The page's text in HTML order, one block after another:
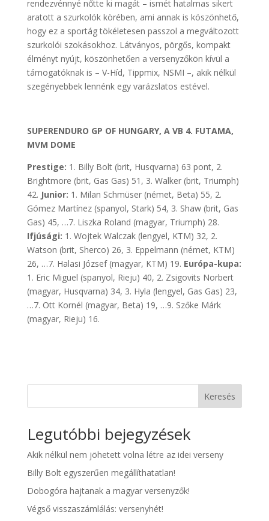
rendezvénnyé nőtte ki magát – ismét hatalmas sikert
aratott a szurkolók körében, ami annak is köszönhető,
hogy ez a sportág tökéletesen passzol a megváltozott
szurkolói szokásokhoz. Látványos, pörgős, kompakt
élményt nyújt, köszönhetően a versenyzőkön kívül a
támogatóknak is – V-Híd, Tippmix, NSMI –, akik nélkül
szegényebbek lennénk egy varázslatos estével.
SUPERENDURO GP OF HUNGARY, A VB 4. FUTAMA,
MVM DOME
Prestige: 1. Billy Bolt (brit, Husqvarna) 63 pont, 2.
Brightmore (brit, Gas Gas) 51, 3. Walker (brit, Triumph)
42. Junior: 1. Milan Schmüser (német, Beta) 55, 2.
Gómez Martínez (spanyol, Stark) 54, 3. Shaw (brit, Gas
Gas) 45, …7. Liszka Roland (magyar, Triumph) 28.
Ifjúsági: 1. Wojtek Walczak (lengyel, KTM) 32, 2.
Watson (brit, Sherco) 26, 3. Eppelmann (német, KTM)
26, …7. Halasi József (magyar, KTM) 19. Európa-kupa:
1. Eric Miguel (spanyol, Rieju) 40, 2. Zsigovits Norbert
(magyar, Husqvarna) 34, 3. Hyla (lengyel, Gas Gas) 23,
…7. Ott Kornél (magyar, Beta) 19, …9. Szőke Márk
(magyar, Rieju) 16.
Keresés
Legutóbbi bejegyzések
Akik nélkül nem jöhetett volna létre az idei verseny
Billy Bolt egyszerűen megállíthatatlan!
Dobogóra hajtanak a magyar versenyzők!
Végső visszaszámlálás: versenyhét!